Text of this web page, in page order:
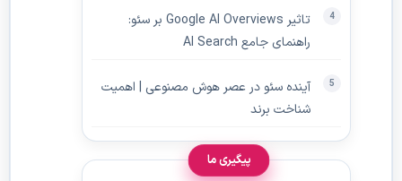
تاثیر Google AI Overviews بر سئو:
راهنمای جامع AI Search
آینده سئو در عصر هوش مصنوعی | اهمیت
شناخت برند
پیگیری ما